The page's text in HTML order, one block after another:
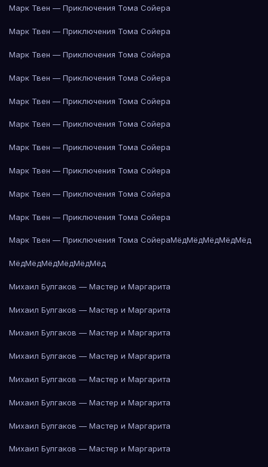
Марк Твен — Приключения Тома Сойера
Марк Твен — Приключения Тома Сойера
Марк Твен — Приключения Тома Сойера
Марк Твен — Приключения Тома Сойера
Марк Твен — Приключения Тома Сойера
Марк Твен — Приключения Тома Сойера
Марк Твен — Приключения Тома Сойера
Марк Твен — Приключения Тома Сойера
Марк Твен — Приключения Тома Сойера
Марк Твен — Приключения Тома Сойера
Марк Твен — Приключения Тома СойераМёдМёдМёдМёдМёд
МёдМёдМёдМёдМёдМёд
Михаил Булгаков — Мастер и Маргарита
Михаил Булгаков — Мастер и Маргарита
Михаил Булгаков — Мастер и Маргарита
Михаил Булгаков — Мастер и Маргарита
Михаил Булгаков — Мастер и Маргарита
Михаил Булгаков — Мастер и Маргарита
Михаил Булгаков — Мастер и Маргарита
Михаил Булгаков — Мастер и Маргарита